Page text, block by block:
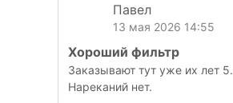
Павел
13 мая 2026 14:55
Хороший фильтр
Заказывают тут уже их лет 5.
Нареканий нет.